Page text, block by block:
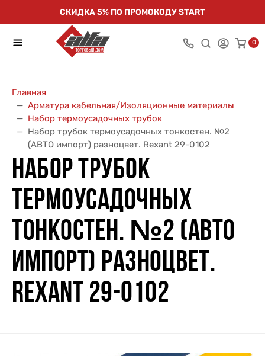
СКИДКА 5% ПО ПРОМОКОДУ START
0
Главная
Арматура кабельная/Изоляционные материалы
Набор термоусадочных трубок
Набор трубок термоусадочных тонкостен. №2
(АВТО импорт) разноцвет. Rexant 29-0102
НАБОР ТРУБОК
ТЕРМОУСАДОЧНЫХ
ТОНКОСТЕН. №2 (АВТО
ИМПОРТ) РАЗНОЦВЕТ.
REXANT 29-0102